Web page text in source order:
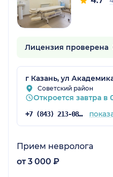
Лицензия проверена
г Казань, ул
Советский район
Откроется завтра в
+7 (843) 213-08-17
Прием невролога
от 3 000 ₽